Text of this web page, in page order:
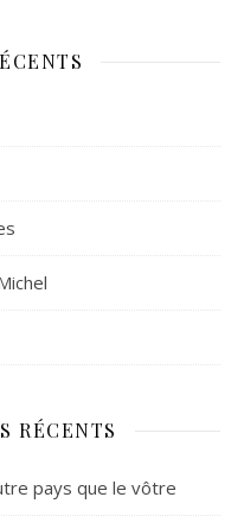
RÉCENTS
pays que le vôtre